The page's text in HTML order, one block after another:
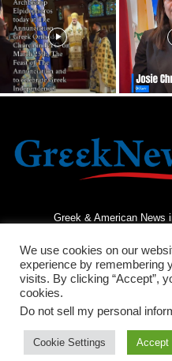
Greek & American News
Terms and Conditions
We use cookies on our
experience by remembering
visits. By clicking “Accept”,
cookies.
Do not sell my personal
Cookie Settings Accept